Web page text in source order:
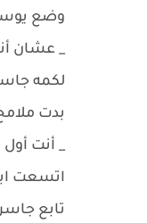
وضع
_ عشان
لكمه
بدت
_ أنت
اتسعت
تابع